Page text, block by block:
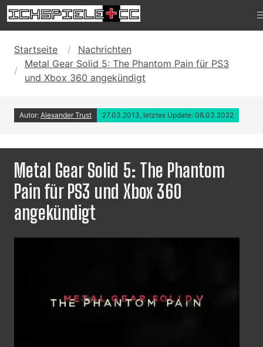
Startseite
Nachrichten
Metal Gear Solid 5: The Phantom Pain für PS3
und Xbox 360 angekündigt
Autor: Alexander Trust 27.03.2013, letztes Update: 08.03.2022
Metal Gear Solid 5: The Phantom
Pain für PS3 und Xbox 360
angekündigt